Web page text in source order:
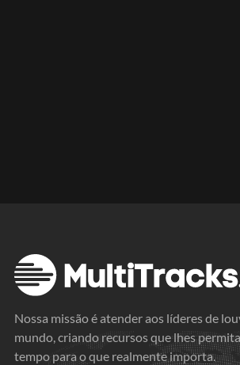
Nossa missão é atender aos líderes de
mundo, criando recursos que lhes
tempo para o que realmente importa.